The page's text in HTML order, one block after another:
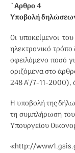
`Αρθρο 4
Υποβολή
Οι υποκείμενοι
ηλεκτρονικό
οφειλόμενο ποσό
οριζόμενα στο
248 Α΄/7-11-2000),
Η υποβολή της
τη συμπλήρωση του
Υπουργείου
«http://